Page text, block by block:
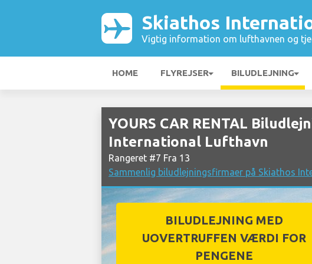
Skiathos
Vigtig information om lufthavnen og
HOME FLYREJSER BILUDLEJNING
YOURS CAR RENTAL
International Lufthavn
Rangeret #7 Fra 13
Sammenlig biludlejningsfirmaer på Skiathos
BILUDLEJNING MED
UOVERTRUFFEN VÆRDI FOR
PENGENE